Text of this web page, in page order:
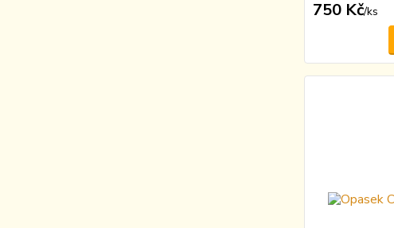
750 Kč/ks